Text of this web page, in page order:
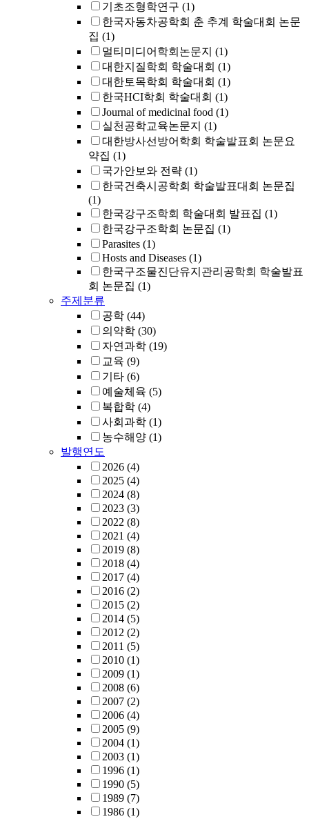
기초조형학연구 (1)
한국자동차공학회 춘 추계 학술대회 논문
집 (1)
멀티미디어학회논문지 (1)
대한지질학회 학술대회 (1)
대한토목학회 학술대회 (1)
한국HCI학회 학술대회 (1)
Journal of medicinal food (1)
실천공학교육논문지 (1)
대한방사선방어학회 학술발표회 논문요
약집 (1)
국가안보와 전략 (1)
한국건축시공학회 학술발표대회 논문집
(1)
한국강구조학회 학술대회 발표집 (1)
한국강구조학회 논문집 (1)
Parasites (1)
Hosts and Diseases (1)
한국구조물진단유지관리공학회 학술발표
회 논문집 (1)
주제분류
공학 (44)
의약학 (30)
자연과학 (19)
교육 (9)
기타 (6)
예술체육 (5)
복합학 (4)
사회과학 (1)
농수해양 (1)
발행연도
2026 (4)
2025 (4)
2024 (8)
2023 (3)
2022 (8)
2021 (4)
2019 (8)
2018 (4)
2017 (4)
2016 (2)
2015 (2)
2014 (5)
2012 (2)
2011 (5)
2010 (1)
2009 (1)
2008 (6)
2007 (2)
2006 (4)
2005 (9)
2004 (1)
2003 (1)
1996 (1)
1990 (5)
1989 (7)
1986 (1)